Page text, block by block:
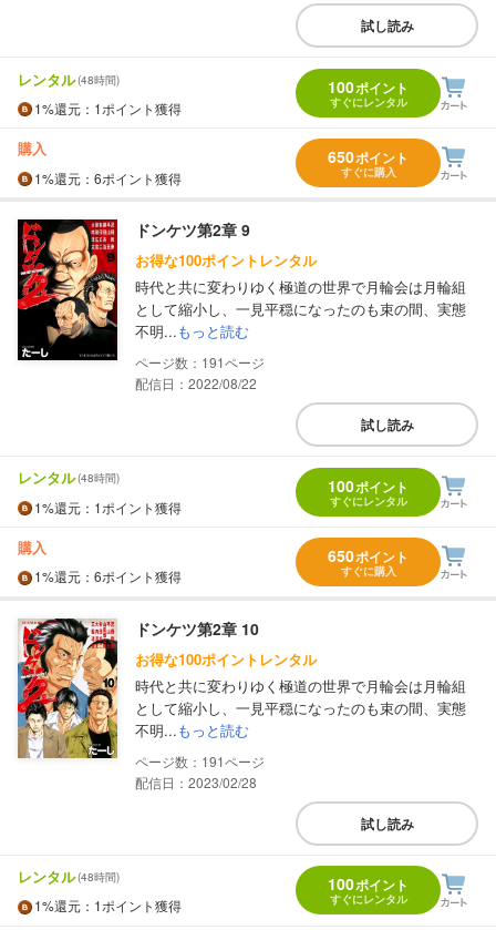
試し読み
レンタル(48時間)
1%還元 ：1ポイント獲得
100ポイント
すぐにレンタル
購入
1%還元 ：6ポイント獲得
650ポイント
すぐに購入
ドンケツ第2章 9
お得な100ポイントレンタル
時代と共に変わりゆく極道の世界で月輪会は月輪組
として縮小し、一見平穏になったのも束の間、実態
不明...もっと読む
191
配信日：2022/08/22
試し読み
レンタル(48時間)
1%還元 ：1ポイント獲得
100ポイント
すぐにレンタル
購入
1%還元 ：6ポイント獲得
650ポイント
すぐに購入
ドンケツ第2章 10
お得な100ポイントレンタル
時代と共に変わりゆく極道の世界で月輪会は月輪組
として縮小し、一見平穏になったのも束の間、実態
不明...もっと読む
191
配信日：2023/02/28
試し読み
レンタル(48時間)
1%還元 ：1ポイント獲得
100ポイント
すぐにレンタル